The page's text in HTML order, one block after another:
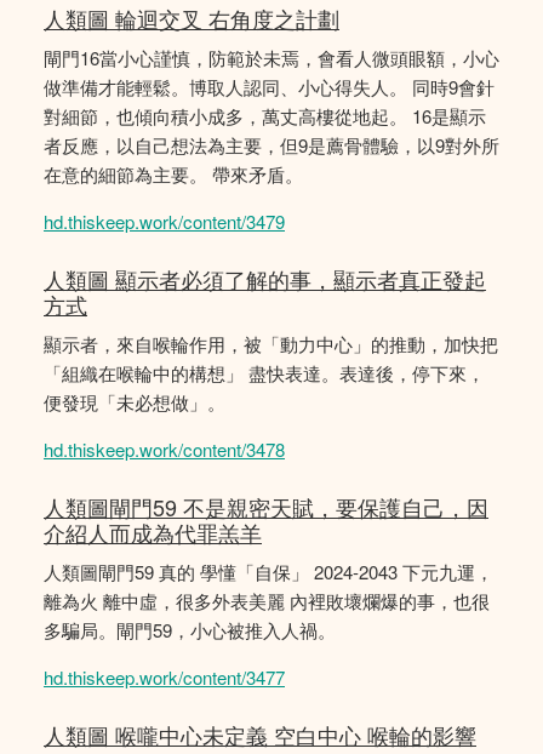
人類圖 輪迴交叉 右角度之計劃
閘門16當小心謹慎，防範於未焉，會看人微頭眼額，小心
做準備才能輕鬆。博取人認同、小心得失人。 同時9會針
對細節，也傾向積小成多，萬丈高樓從地起。 16是顯示
者反應，以自己想法為主要，但9是薦骨體驗，以9對外所
在意的細節為主要。 帶來矛盾。
hd.thiskeep.work/content/3479
人類圖 顯示者必須了解的事，顯示者真正發起
方式
顯示者，來自喉輪作用，被「動力中心」的推動，加快把
「組織在喉輪中的構想」 盡快表達。表達後，停下來，
便發現「未必想做」。
hd.thiskeep.work/content/3478
人類圖閘門59 不是親密天賦，要保護自己，因
介紹人而成為代罪羔羊
人類圖閘門59 真的 學懂「自保」 2024-2043 下元九運，
離為火 離中虛，很多外表美麗 內裡敗壞爛爆的事，也很
多騙局。閘門59，小心被推入人禍。
hd.thiskeep.work/content/3477
人類圖 喉嚨中心未定義 空白中心 喉輪的影響